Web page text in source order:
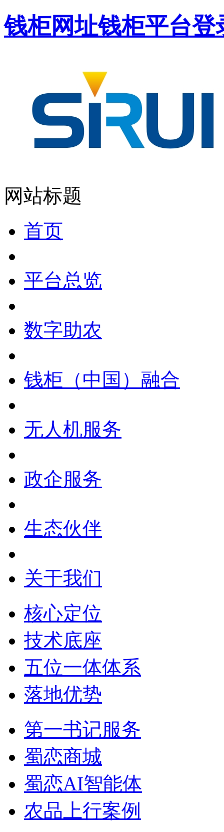
钱柜网址钱柜平台
网站标题
首页
平台总览
数字助农
钱柜（中国）融合
无人机服务
政企服务
生态伙伴
关于我们
核心定位
技术底座
五位一体体系
落地优势
第一书记服务
蜀恋商城
蜀恋AI智能体
农品上行案例